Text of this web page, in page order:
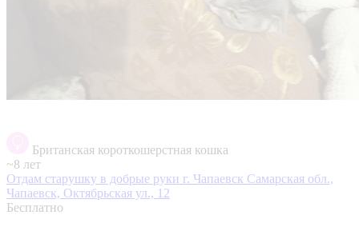
Британская короткошерстная кошка
~8 лет
Отдам старушку в добрые руки г. Чапаевск Самарская обл.,
Чапаевск, Октябрьская ул., 12
Бесплатно